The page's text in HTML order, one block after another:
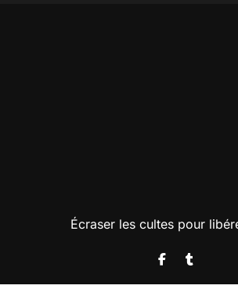
Écraser les cultes pour